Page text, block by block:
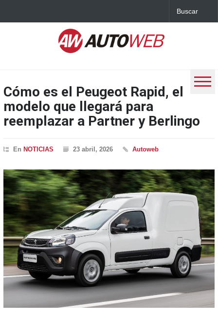
Cómo es el Peugeot Rapid, el
modelo que llegará para
reemplazar a Partner y Berlingo
En NOTICIAS 23 abril, 2026 Autoweb